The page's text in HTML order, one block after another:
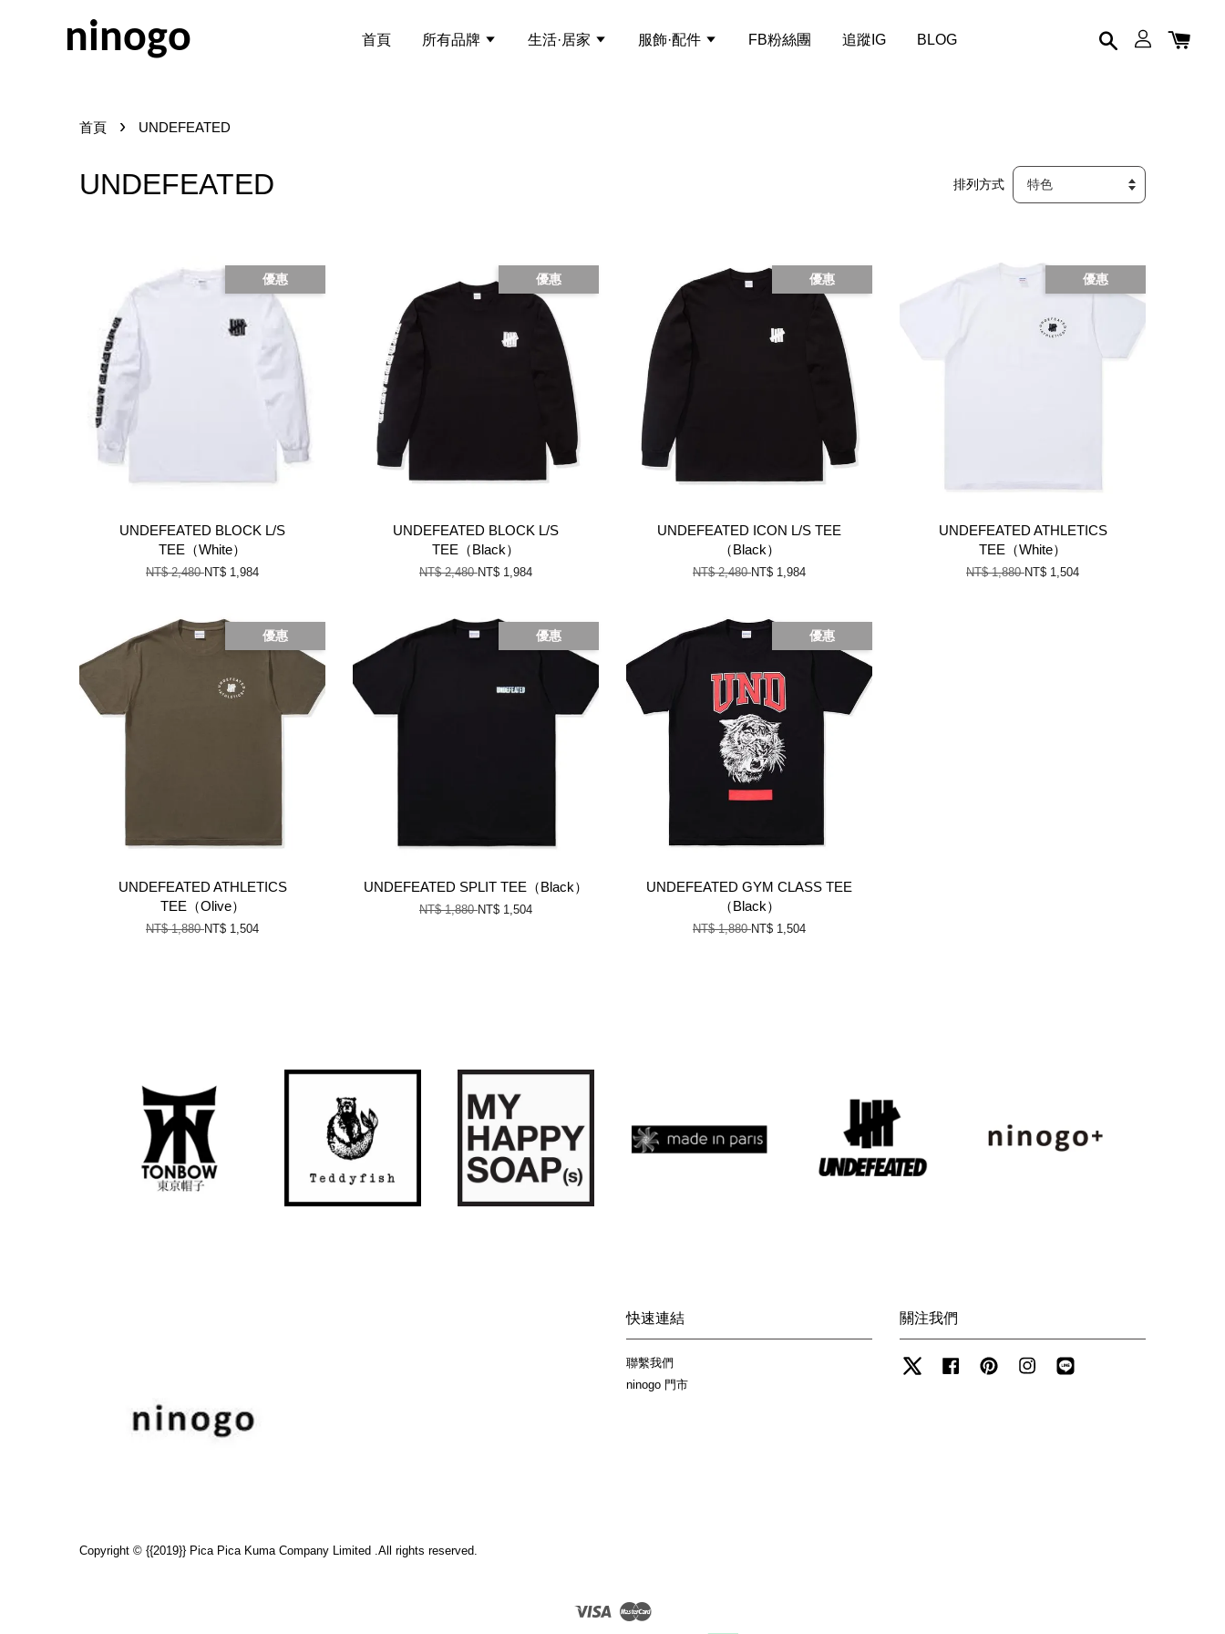
ninogo 首頁 所有品牌 生活·居家 服飾·配件 FB粉絲團 追蹤IG BLOG
首頁 › UNDEFEATED
UNDEFEATED 排列方式
優惠
UNDEFEATED BLOCK L/S
TEE（White）
NT$ 2,480NT$ 1,984
優惠
UNDEFEATED BLOCK L/S
TEE（Black）
NT$ 2,480NT$ 1,984
優惠
UNDEFEATED ICON L/S TEE
（Black）
NT$ 2,480NT$ 1,984
優惠
UNDEFEATED ATHLETICS
TEE（White）
NT$ 1,880NT$ 1,504
優惠
UNDEFEATED ATHLETICS
TEE（Olive）
NT$ 1,880NT$ 1,504
優惠
UNDEFEATED SPLIT TEE（Black）
NT$ 1,880NT$ 1,504
優惠
UNDEFEATED GYM CLASS TEE
（Black）
NT$ 1,880NT$ 1,504
Copyright © {{2019}} Pica Pica Kuma Company Limited .All rights reserved.
快速連結
聯繫我們
ninogo 門市
關注我們
Twitter FacebookPinterest Instagram
Visa Master